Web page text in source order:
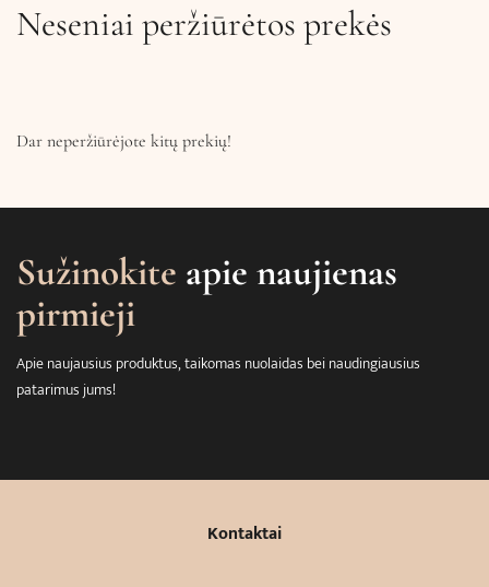
Neseniai peržiūrėtos prekės
Dar neperžiūrėjote kitų prekių!
Sužinokite apie naujienas
pirmieji
Apie naujausius produktus, taikomas nuolaidas bei naudingiausius
patarimus jums!
Kontaktai